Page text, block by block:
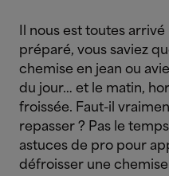
Il nous est toutes
préparé, vous saviez
chemise en jean ou
du jour… et le matin,
froissée. Faut-il
repasser ? Pas le
astuces de pro pour
défroisser une